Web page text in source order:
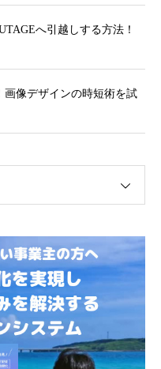
へ引越しする方法！
画像デザインの時短術を試